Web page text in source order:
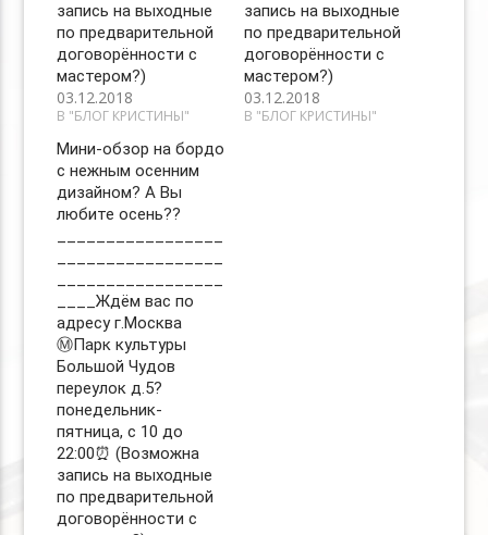
запись на выходные
по предварительной
договорённости с
мастером?)
03.12.2018
В "БЛОГ КРИСТИНЫ"
запись на выходные
по предварительной
договорённости с
мастером?)
03.12.2018
В "БЛОГ КРИСТИНЫ"
Мини-обзор на бордо
с нежным осенним
дизайном? А Вы
любите осень??
____Ждём вас по
адресу г.Москва
Ⓜ️Парк культуры
Большой Чудов
переулок д.5?
понедельник-
пятница, с 10 до
22:00⏰ (Возможна
запись на выходные
по предварительной
договорённости с